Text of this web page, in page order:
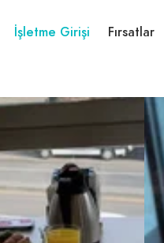
İşletme Girişi Fırsatlar